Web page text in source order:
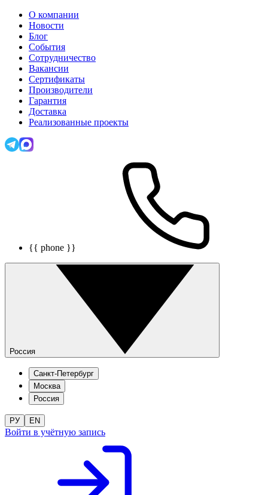
О компании
Новости
Блог
События
Сотрудничество
Вакансии
Сертификаты
Производители
Гарантия
Доставка
Реализованные проекты
{{ phone }}
Россия
Санкт-Петербург
Москва
Россия
РУ EN
Войти в учётную запись